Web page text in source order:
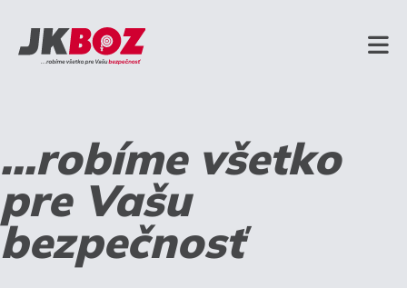
...robíme všetko
pre Vašu
bezpečnosť